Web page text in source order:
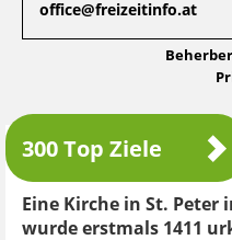
office@freizeitinfo.at
300 Top Ziele
Eine Kirche in St. Peter
wurde erstmals 1411